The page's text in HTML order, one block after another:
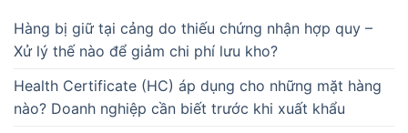
Hàng bị giữ tại cảng do thiếu chứng nhận hợp quy –
Xử lý thế nào để giảm chi phí lưu kho?
Health Certificate (HC) áp dụng cho những mặt hàng
nào? Doanh nghiệp cần biết trước khi xuất khẩu